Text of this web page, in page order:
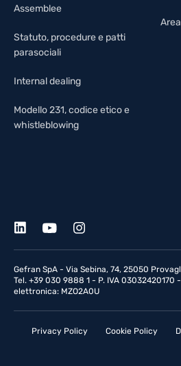
Assemblee
Statuto, procedure e patti
parasociali
Internal dealing
Modello 231, codice etico e
whistleblowing
Gefran SpA - Via Sebina, 74, 25050
Tel. +39 030 9888 1 - P. IVA
elettronica: MZO2A0U
Privacy Policy Cookie Policy